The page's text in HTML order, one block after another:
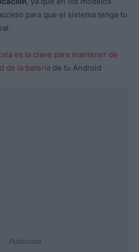
para que el sistema tenga tu
es la clave para mantener de
de la batería de tu Android
Publicidad